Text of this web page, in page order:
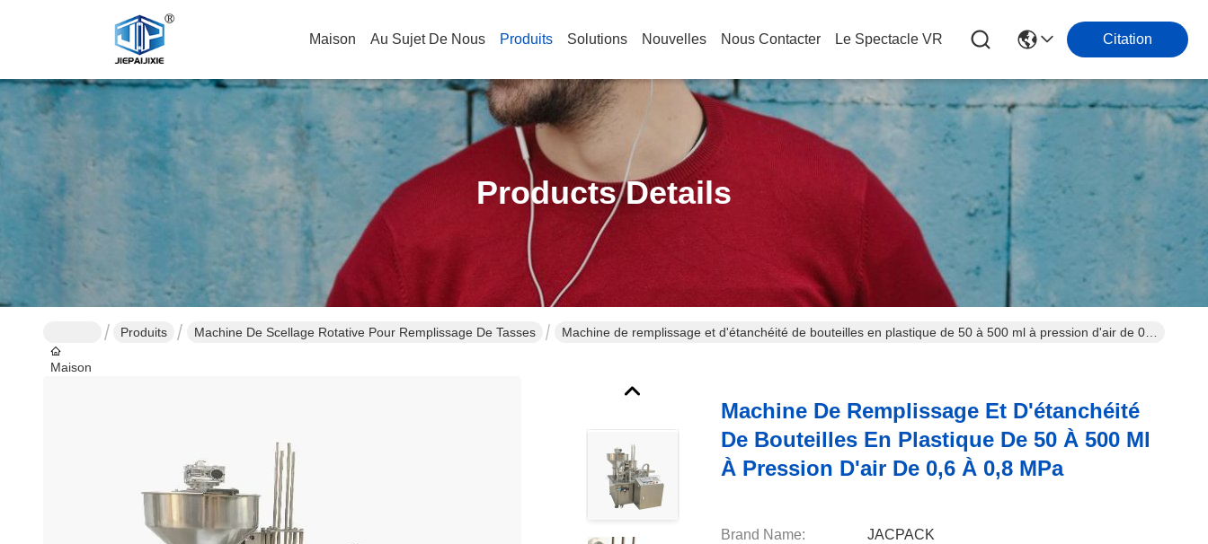
Maison Au Sujet De Nous Produits Solutions Nouvelles Nous Contacter Le Spectacle VR Citation
Products Details
Maison
Produits Machine De Scellage Rotative Pour Remplissage De Tasses
Machine de remplissage et d'étanchéité de bouteilles en plastique de 50 à 500 ml à pression d'air de 0,6
Machine De Remplissage Et D'étanchéité
De Bouteilles En Plastique De 50 À 500 Ml
À Pression D'air De 0,6 À 0,8 MPa
Brand Name: JACPACK